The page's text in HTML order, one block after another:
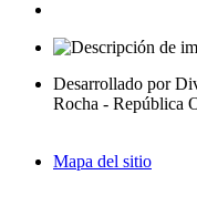
Desarrollado por
Rocha - República
Mapa del sitio